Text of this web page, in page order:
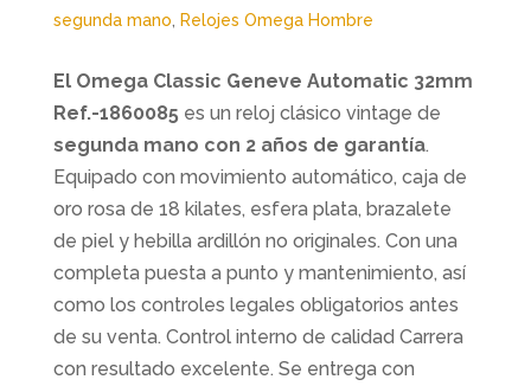
segunda mano
Relojes Omega Hombre
El Omega Classic Geneve Automatic 32mm
Ref.-1860085 es un reloj clásico vintage de
segunda mano con 2 años de garantía.
Equipado con movimiento automático, caja de
oro rosa de 18 kilates, esfera plata, brazalete
de piel y hebilla ardillón no originales. Con una
completa puesta a punto y mantenimiento, así
como los controles legales obligatorios antes
de su venta. Control interno de calidad Carrera
con resultado excelente. Se entrega con